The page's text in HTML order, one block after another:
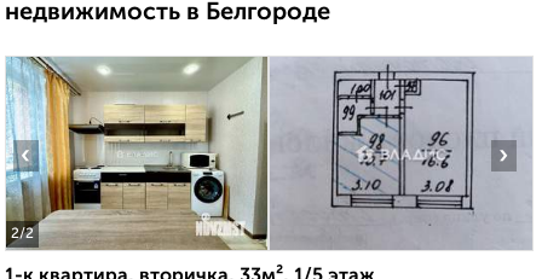
недвижимость в Белгороде
2/2
‹ ›